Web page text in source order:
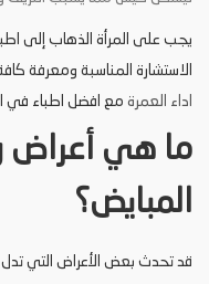
يجب على المرأة الذهاب إلى
الاستشارة المناسبة ومعرفة
اداء العمرة مع افضل اطباء في
ما هي
المبايض؟
قد تحدث بعض الأعراض التي